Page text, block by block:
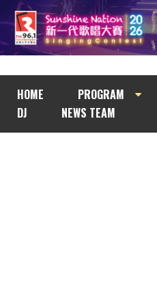
HOME PROGRAM
DJ
NEWS TEAM